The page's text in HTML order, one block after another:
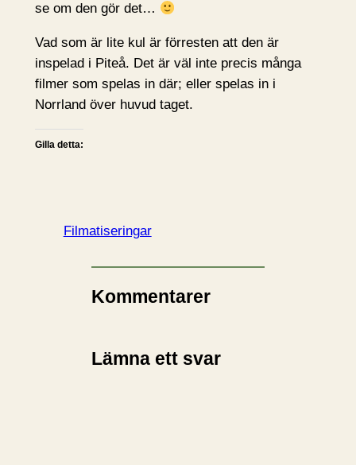
se om den gör det…
Vad som är lite kul är förresten att den är
inspelad i Piteå. Det är väl inte precis många
filmer som spelas in där; eller spelas in i
Norrland över huvud taget.
Gilla detta:
Filmatiseringar
Kommentarer
Lämna ett svar